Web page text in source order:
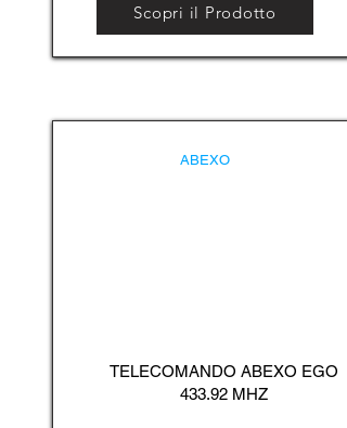
Scopri il Prodotto
ABEXO
TELECOMANDO ABEXO EGO
433.92 MHZ